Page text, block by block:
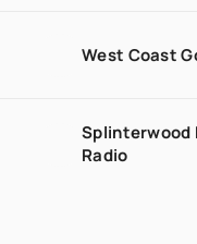
West Coast
Splinterwood
Radio